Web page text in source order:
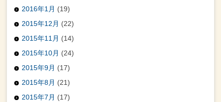
2016年1月 (19)
2015年12月 (22)
2015年11月 (14)
2015年10月 (24)
2015年9月 (17)
2015年8月 (21)
2015年7月 (17)